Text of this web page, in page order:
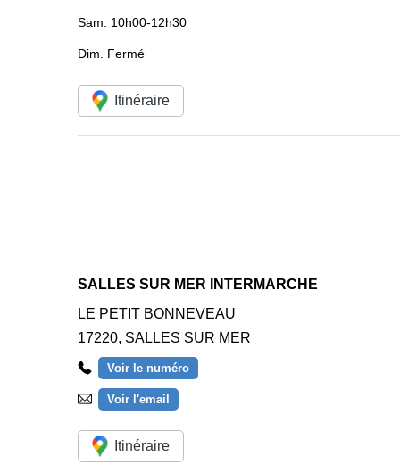
Sam. 10h00-12h30
Dim. Fermé
Itinéraire
SALLES SUR MER INTERMARCHE
LE PETIT BONNEVEAU
17220, SALLES SUR MER
Voir le numéro
Voir l'email
Itinéraire